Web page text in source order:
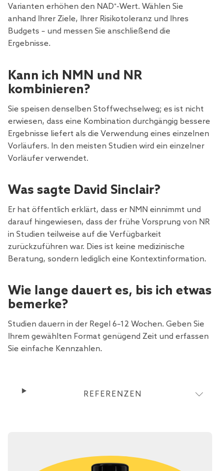
Varianten erhöhen den NAD⁺-Wert. Wählen Sie
anhand Ihrer Ziele, Ihrer Risikotoleranz und Ihres
Budgets – und messen Sie anschließend die
Ergebnisse.
Kann ich NMN und NR
kombinieren?
Sie speisen denselben Stoffwechselweg; es ist nicht
erwiesen, dass eine Kombination durchgängig bessere
Ergebnisse liefert als die Verwendung eines einzelnen
Vorläufers. In den meisten Studien wird ein einzelner
Vorläufer verwendet.
Was sagte David Sinclair?
Er hat öffentlich erklärt, dass er NMN einnimmt und
darauf hingewiesen, dass der frühe Vorsprung von NR
in Studien teilweise auf die Verfügbarkeit
zurückzuführen war. Dies ist keine medizinische
Beratung, sondern lediglich eine Kontextinformation.
Wie lange dauert es, bis ich etwas
bemerke?
Studien dauern in der Regel 6–12 Wochen. Geben Sie
Ihrem gewählten Format genügend Zeit und erfassen
Sie einfache Kennzahlen.
REFERENZEN